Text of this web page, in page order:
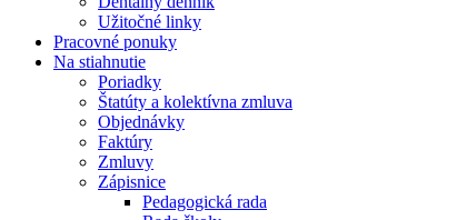
Užitočné linky
Pracovné ponuky
Na stiahnutie
Poriadky
Štatúty a kolektívna zmluva
Objednávky
Faktúry
Zmluvy
Zápisnice
Pedagogická rada